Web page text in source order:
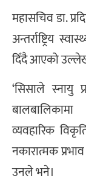
महासचिव डा.
अन्तर्राष्ट्रिय
दिँदै आएको
‘सिसाले स्नायु
व्यवहारिक
नकारात्मक
उनले भने।